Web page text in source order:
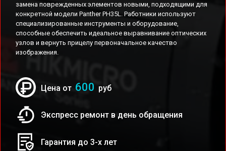
замена поврежденных элементов новыми, подходящими для
конкретной модели Panther PH35L. Работники используют
специализированные инструменты и оборудование,
способные обеспечить идеальное выравнивание оптических
узлов и вернуть прицелу первоначальное качество
изображения.
Цена от 600 руб
Экспресс ремонт в день обращения
Гарантия до 3-х лет